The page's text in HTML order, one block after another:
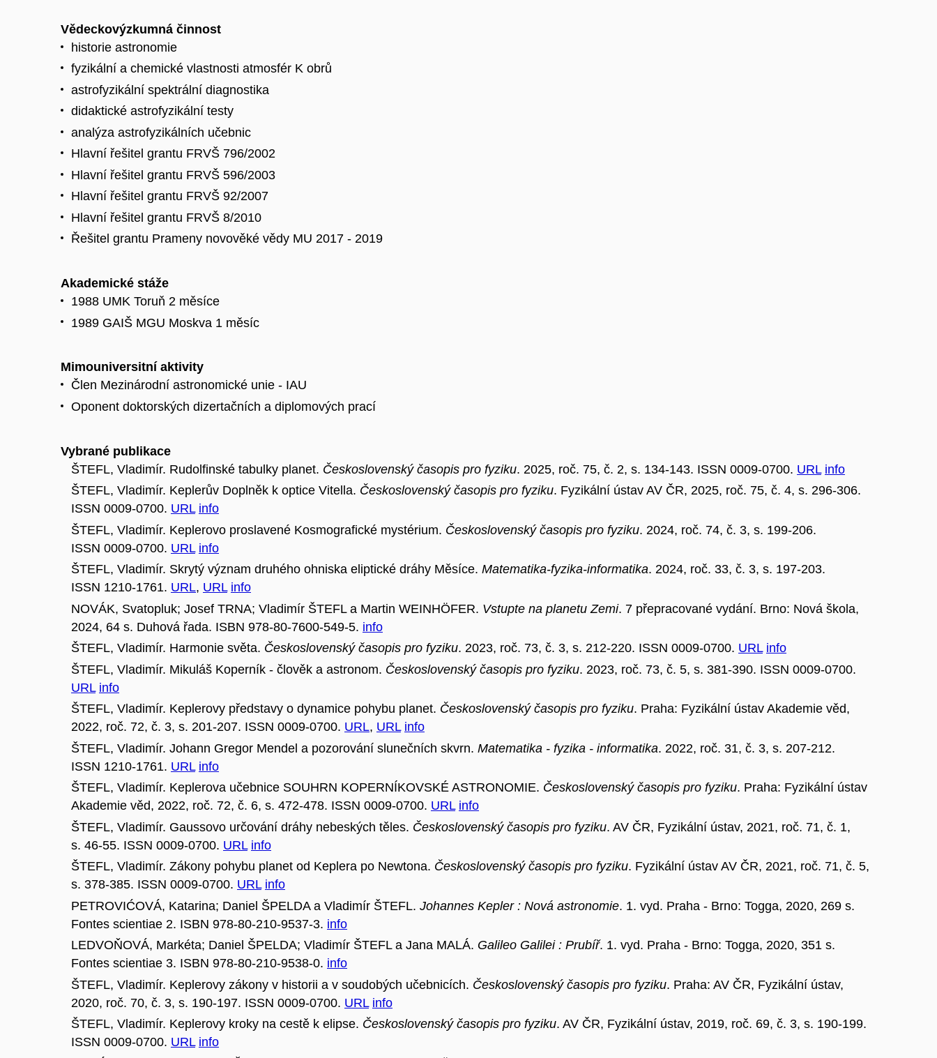
Vědeckovýzkumná činnost
historie astronomie
fyzikální a chemické vlastnosti atmosfér K obrů
astrofyzikální spektrální diagnostika
didaktické astrofyzikální testy
analýza astrofyzikálních učebnic
Hlavní řešitel grantu FRVŠ 796/2002
Hlavní řešitel grantu FRVŠ 596/2003
Hlavní řešitel grantu FRVŠ 92/2007
Hlavní řešitel grantu FRVŠ 8/2010
Řešitel grantu Prameny novověké vědy MU 2017 - 2019
Akademické stáže
1988 UMK Toruň 2 měsíce
1989 GAIŠ MGU Moskva 1 měsíc
Mimouniversitní aktivity
Člen Mezinárodní astronomické unie - IAU
Oponent doktorských dizertačních a diplomových prací
Vybrané publikace
ŠTEFL, Vladimír. Rudolfinské tabulky planet. Československý časopis pro fyziku. 2025, roč. 75, č. 2, s. 134-143. ISSN 0009-0700. URL info
ŠTEFL, Vladimír. Keplerův Doplněk k optice Vitella. Československý časopis pro fyziku. Fyzikální ústav AV ČR, 2025, roč. 75, č. 4, s. 296-306.
ISSN 0009-0700. URL info
ŠTEFL, Vladimír. Keplerovo proslavené Kosmografické mystérium. Československý časopis pro fyziku. 2024, roč. 74, č. 3, s. 199-206.
ISSN 0009-0700. URL info
ŠTEFL, Vladimír. Skrytý význam druhého ohniska eliptické dráhy Měsíce. Matematika-fyzika-informatika. 2024, roč. 33, č. 3, s. 197-203.
ISSN 1210-1761. URL, URL info
NOVÁK, Svatopluk; Josef TRNA; Vladimír ŠTEFL a Martin WEINHÖFER. Vstupte na planetu Zemi. 7 přepracované vydání. Brno: Nová škola,
2024, 64 s. Duhová řada. ISBN 978-80-7600-549-5. info
ŠTEFL, Vladimír. Harmonie světa. Československý časopis pro fyziku. 2023, roč. 73, č. 3, s. 212-220. ISSN 0009-0700. URL info
ŠTEFL, Vladimír. Mikuláš Koperník - člověk a astronom. Československý časopis pro fyziku. 2023, roč. 73, č. 5, s. 381-390. ISSN 0009-0700.
URL info
ŠTEFL, Vladimír. Keplerovy představy o dynamice pohybu planet. Československý časopis pro fyziku. Praha: Fyzikální ústav Akademie věd,
2022, roč. 72, č. 3, s. 201-207. ISSN 0009-0700. URL, URL info
ŠTEFL, Vladimír. Johann Gregor Mendel a pozorování slunečních skvrn. Matematika - fyzika - informatika. 2022, roč. 31, č. 3, s. 207-212.
ISSN 1210-1761. URL info
ŠTEFL, Vladimír. Keplerova učebnice SOUHRN KOPERNÍKOVSKÉ ASTRONOMIE. Československý časopis pro fyziku. Praha: Fyzikální ústav
Akademie věd, 2022, roč. 72, č. 6, s. 472-478. ISSN 0009-0700. URL info
ŠTEFL, Vladimír. Gaussovo určování dráhy nebeských těles. Československý časopis pro fyziku. AV ČR, Fyzikální ústav, 2021, roč. 71, č. 1,
s. 46-55. ISSN 0009-0700. URL info
ŠTEFL, Vladimír. Zákony pohybu planet od Keplera po Newtona. Československý časopis pro fyziku. Fyzikální ústav AV ČR, 2021, roč. 71, č. 5,
s. 378-385. ISSN 0009-0700. URL info
PETROVIĆOVÁ, Katarina; Daniel ŠPELDA a Vladimír ŠTEFL. Johannes Kepler : Nová astronomie. 1. vyd. Praha - Brno: Togga, 2020, 269 s.
Fontes scientiae 2. ISBN 978-80-210-9537-3. info
LEDVOŇOVÁ, Markéta; Daniel ŠPELDA; Vladimír ŠTEFL a Jana MALÁ. Galileo Galilei : Prubíř. 1. vyd. Praha - Brno: Togga, 2020, 351 s.
Fontes scientiae 3. ISBN 978-80-210-9538-0. info
ŠTEFL, Vladimír. Keplerovy zákony v historii a v soudobých učebnicích. Československý časopis pro fyziku. Praha: AV ČR, Fyzikální ústav,
2020, roč. 70, č. 3, s. 190-197. ISSN 0009-0700. URL info
ŠTEFL, Vladimír. Keplerovy kroky na cestě k elipse. Československý časopis pro fyziku. AV ČR, Fyzikální ústav, 2019, roč. 69, č. 3, s. 190-199.
ISSN 0009-0700. URL info